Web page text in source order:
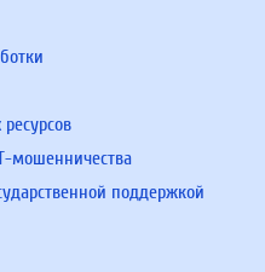
мошенничества
поддержкой